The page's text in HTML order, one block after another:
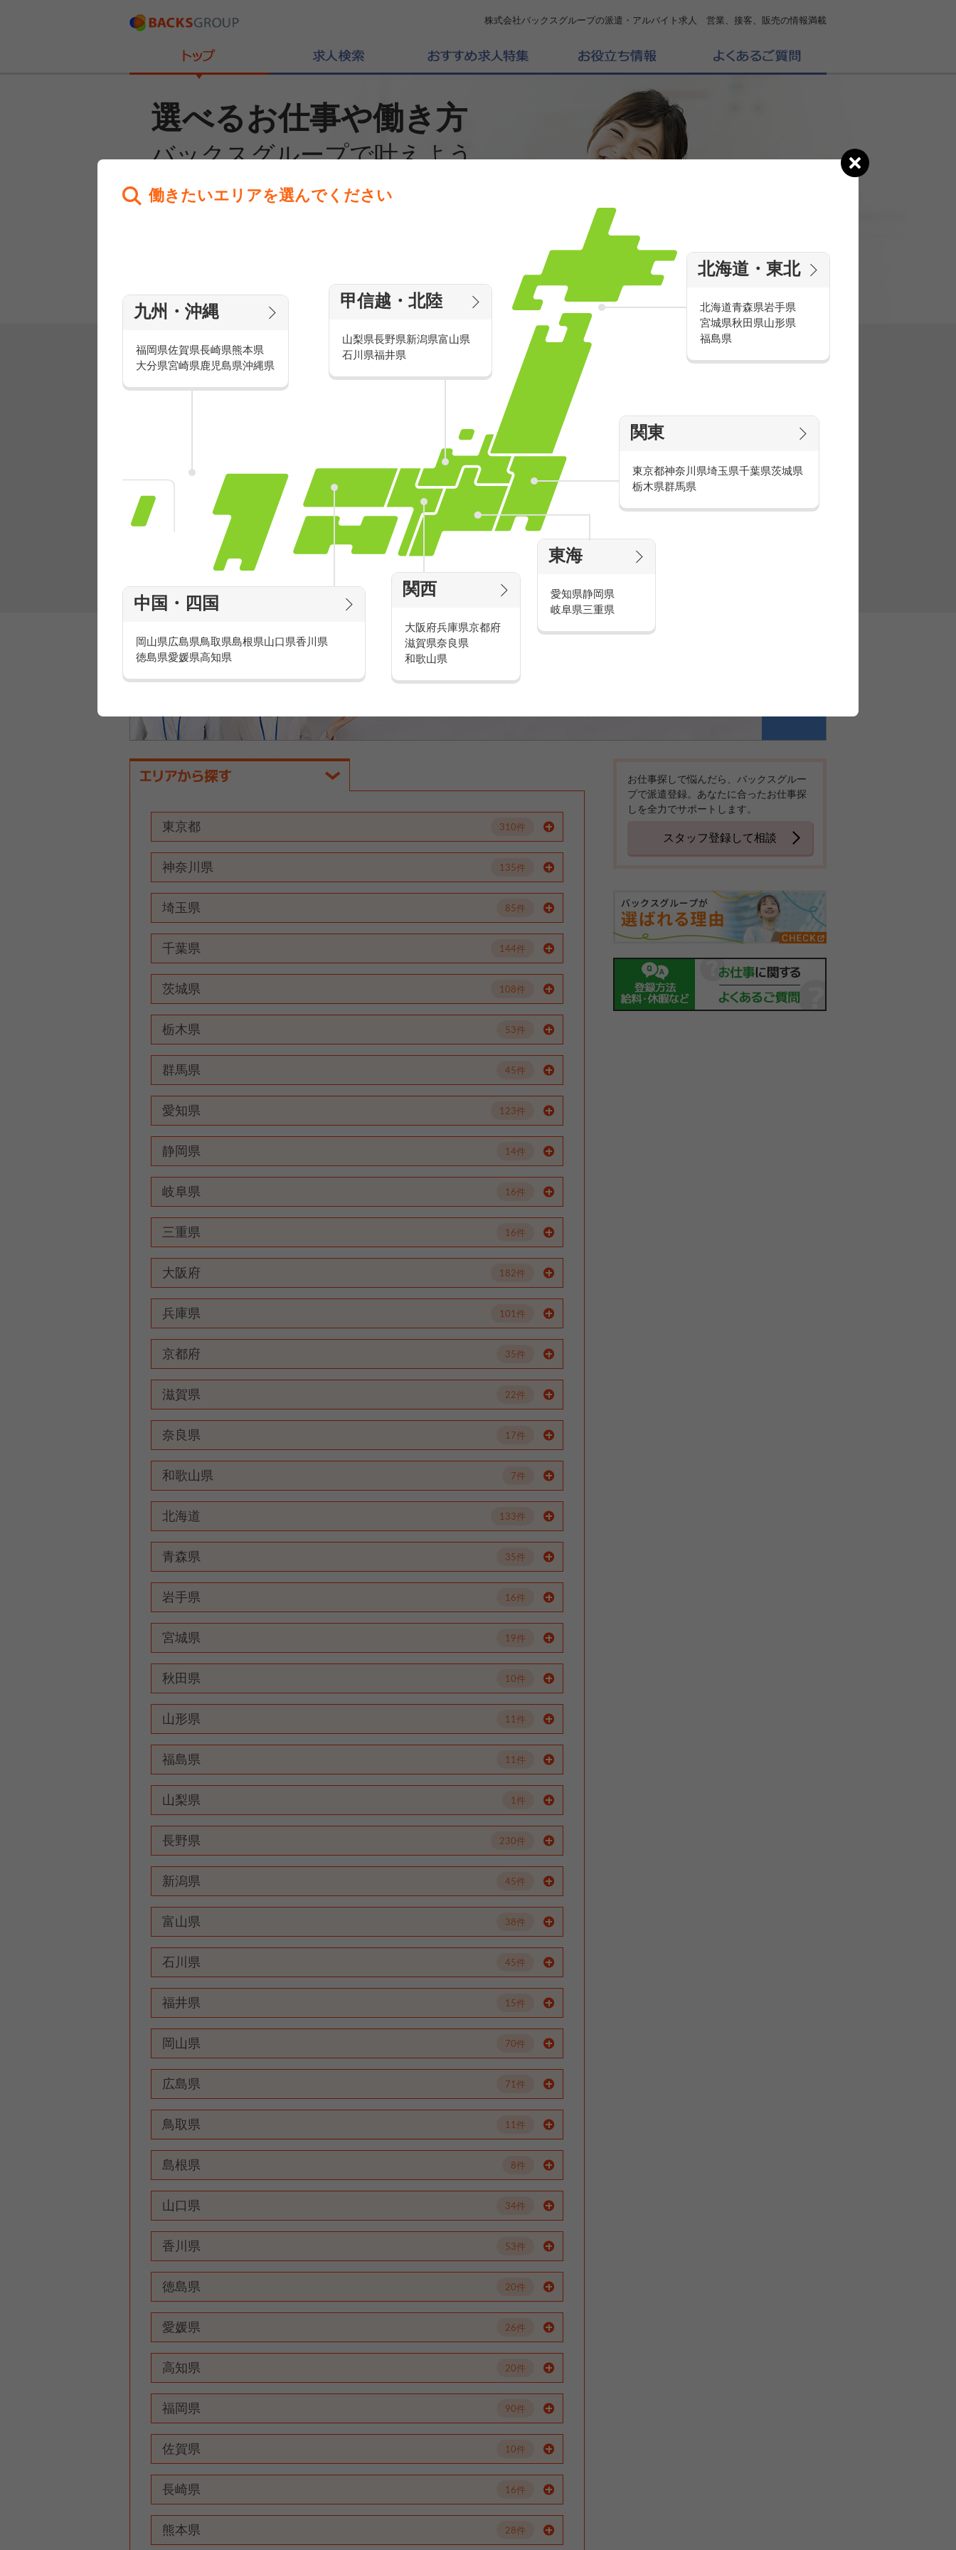
株式会社バックスグループの派遣・アルバイト求人 営業、接客、販売の情報満載
選べるお仕事や働き方
バックスグループで叶えよう
働きたいエリアを選んでください
エリアの
働きたいエリアを選んでください
北海道・東北
北海道青森県岩手県
宮城県秋田県山形県
福島県
関東
東京都神奈川県埼玉県千葉県茨城県
栃木県群馬県
東海
愛知県静岡県
岐阜県三重県
関西
大阪府兵庫県京都府
滋賀県奈良県
和歌山県
中国・四国
岡山県広島県鳥取県島根県山口県香川県
徳島県愛媛県高知県
九州・沖縄
福岡県佐賀県長崎県熊本県
大分県宮崎県鹿児島県沖縄県
甲信越・北陸
山梨県長野県新潟県富山県
石川県福井県
派遣・アルバイトのおすすめ求人特集
有名ブランドで楽しく働こう
人気を誇るブランドで 販売&店舗運営スタッ
フ積極採用中！
家電量販店の派遣・バイト求人
家電量販店で働くメリットをご紹介！
官庁・官公庁のお仕事とは
東京都 310件
神奈川県 135件
埼玉県 85件
千葉県 144件
茨城県 108件
栃木県 53件
群馬県 45件
愛知県 123件
静岡県 14件
岐阜県 16件
三重県 16件
大阪府 182件
兵庫県 101件
京都府 35件
滋賀県 22件
奈良県 17件
和歌山県 7件
北海道 133件
青森県 35件
岩手県 16件
宮城県 19件
秋田県 10件
山形県 11件
福島県 11件
山梨県 1件
長野県 230件
新潟県 45件
富山県 38件
石川県 45件
福井県 15件
岡山県 70件
広島県 71件
鳥取県 11件
島根県 8件
山口県 34件
香川県 53件
徳島県 20件
愛媛県 26件
高知県 20件
福岡県 90件
佐賀県 10件
長崎県 16件
熊本県 28件
お仕事探しで悩んだら、バックスグルー
プで派遣登録。あなたに合ったお仕事探
しを全力でサポートします。
スタッフ登録して相談